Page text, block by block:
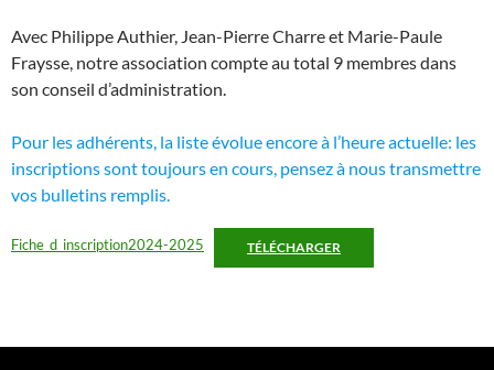
Avec Philippe Authier, Jean-Pierre Charre et Marie-Paule
Fraysse, notre association compte au total 9 membres dans
son conseil d’administration.
Pour les adhérents, la liste évolue encore à l’heure actuelle: les
inscriptions sont toujours en cours, pensez à nous transmettre
vos bulletins remplis.
Fiche_d_inscription2024-2025 TÉLÉCHARGER